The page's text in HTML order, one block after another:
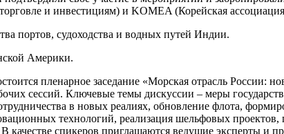
и инвестициям) и KOMEA (Корейская
портов, судоходства и водных путей Индии.
Америки.
пленарное заседание «Морская отрасль России:
сессий. Ключевые темы дискуссии – меры
в новых реалиях, обновление флота,
технологий, реализация шельфовых
качестве спикеров приглашаются ведущие эксперты и